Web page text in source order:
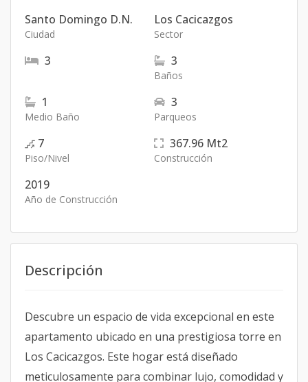
Santo Domingo D.N.
Ciudad
Los Cacicazgos
Sector
3 3
Baños
1
Medio Baño
3
Parqueos
7
Piso/Nivel
367.96 Mt2
Construcción
2019
Año de Construcción
Descripción
Descubre un espacio de vida excepcional en este
apartamento ubicado en una prestigiosa torre en
Los Cacicazgos. Este hogar está diseñado
meticulosamente para combinar lujo, comodidad y